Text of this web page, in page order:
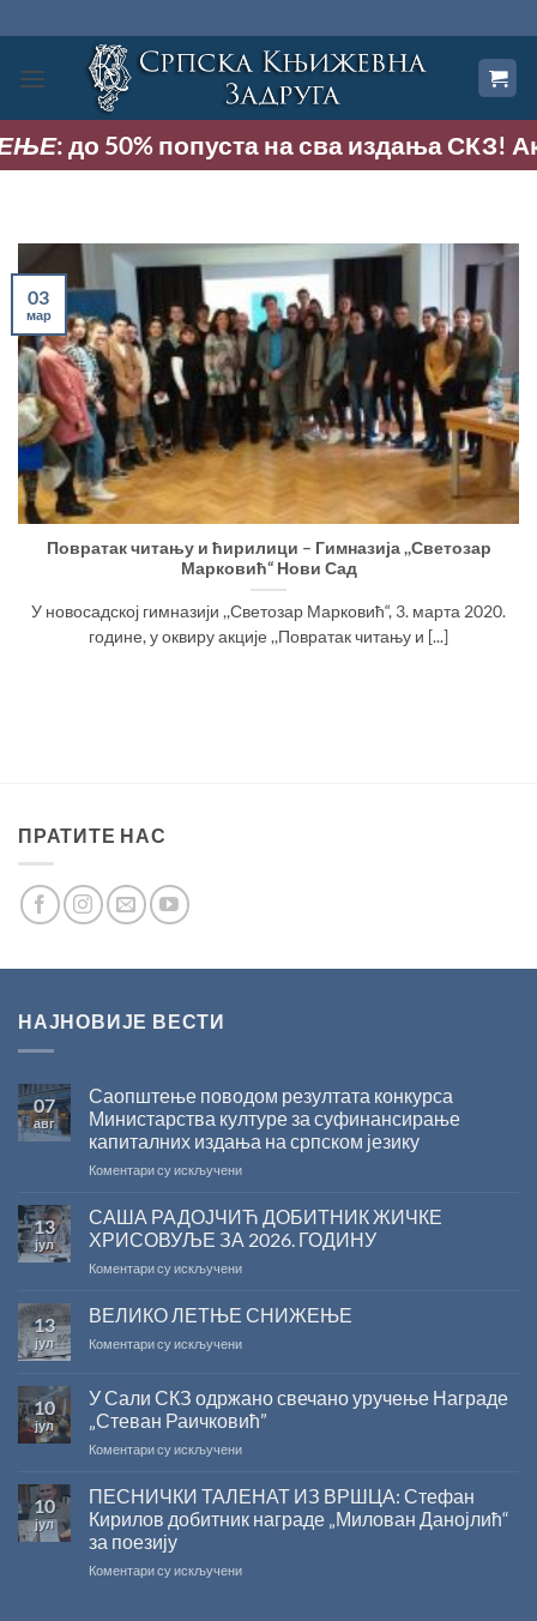
на
садржај
: до 50% попуста на сва издања СКЗ!
Повратак читању и ћирилици – Гимназија ,,Светозар
Марковић“ Нови Сад
У новосадској гимназији ,,Светозар Марковић“, 3. марта 2020.
године, у оквиру акције ,,Повратак читању и [...]
03
мар
ПРАТИТЕ НАС
НАЈНОВИЈЕ ВЕСТИ
07
авг
Саопштење поводом резултата конкурса
Министарства културе за суфинансирање
капиталних издања на српском језику
Коментари су искљученина
поводом
резултата
конкурса
Министарства
за
капиталних
на
српском
језику
13
јул
САША РАДОЈЧИЋ ДОБИТНИК ЖИЧКЕ
ХРИСОВУЉЕ ЗА 2026. ГОДИНУ
Коментари су искљученина
РАДОЈЧИЋ
ДОБИТНИК
ЖИЧКЕ
2026.
ГОДИНУ
13
јул
ВЕЛИКО ЛЕТЊЕ СНИЖЕЊЕ
Коментари су искљученина
СНИЖЕЊЕ
10
јул
У Сали СКЗ одржано свечано уручење Награде
„Стеван Раичковић”
Коментари су искљученина
Сали
СКЗ
одржано
уручење
10
јул
ПЕСНИЧКИ ТАЛЕНАТ ИЗ ВРШЦА: Стефан
Кирилов добитник награде „Милован Данојлић“
за поезију
Коментари су искљученина